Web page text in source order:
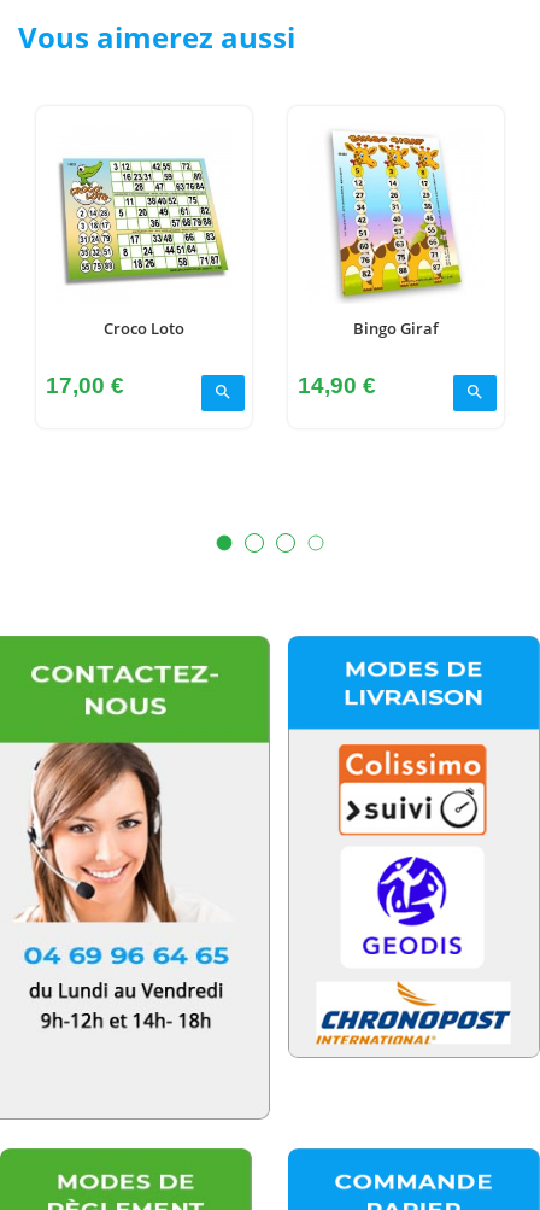
Vous aimerez aussi
Croco Loto
Prix
17,00 € search
Bingo Giraf
Prix
14,90 € search